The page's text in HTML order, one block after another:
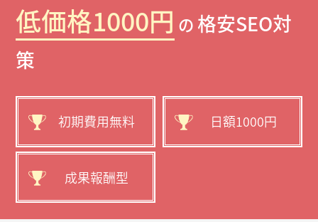
低価格1000円 の 格安SEO対
策
初期費用無料 日額1000円
成果報酬型